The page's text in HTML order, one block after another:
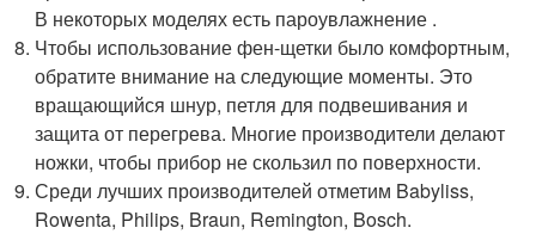
В некоторых моделях есть пароувлажнение .
Чтобы использование фен-щетки было комфортным,
обратите внимание на следующие моменты. Это
вращающийся шнур, петля для подвешивания и
защита от перегрева. Многие производители делают
ножки, чтобы прибор не скользил по поверхности.
Среди лучших производителей отметим Babyliss,
Rowenta, Philips, Braun, Remington, Bosch.